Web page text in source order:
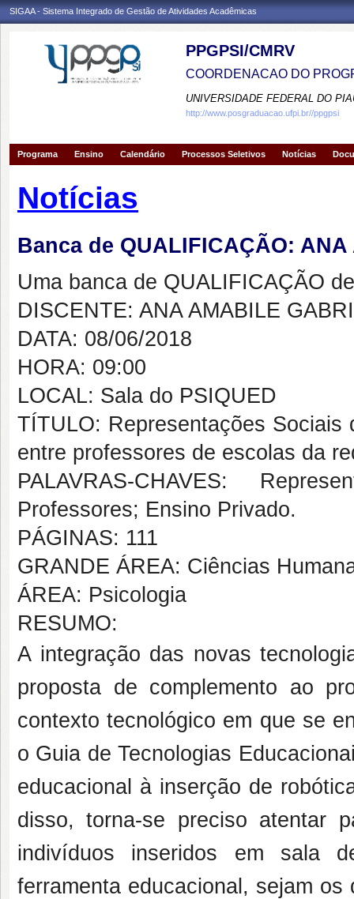
SIGAA - Sistema Integrado de Gestão de Atividades Acadêmicas
PPGPSI/CMRV
COORDENACAO DO
UNIVERSIDADE FEDERAL DO
http://www.posgraduacao.ufpi.br//ppgpsi
Programa Ensino Calendário Processos Seletivos Notícias
Notícias
Banca de QUALIFICAÇÃO:
Uma banca de QUALIFICAÇÃO
DISCENTE: ANA AMABILE
DATA: 08/06/2018
HORA: 09:00
LOCAL: Sala do PSIQUED
TÍTULO: Representações
entre professores de escolas da
PALAVRAS-CHAVES:
Professores; Ensino Privado.
PÁGINAS: 111
GRANDE ÁREA: Ciências
ÁREA: Psicologia
RESUMO:
A integração das novas
proposta de complemento ao
contexto tecnológico em que se
o Guia de Tecnologias
educacional à inserção de
disso, torna-se preciso atentar
indivíduos inseridos em sala
ferramenta educacional, sejam